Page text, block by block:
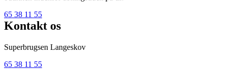
65 38 11 55
Kontakt os
Superbrugsen Langeskov
65 38 11 55